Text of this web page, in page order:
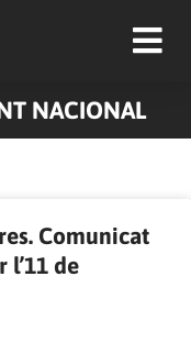
NACIONAL
Comunicat
l’11 de